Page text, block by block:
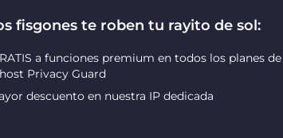
fisgones te roben tu rayito de sol:
a funciones premium en todos los planes
Privacy Guard
descuento en nuestra IP dedicada